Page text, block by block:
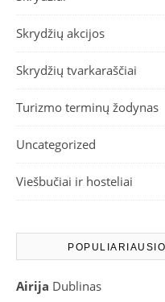
Skrydžių akcijos
Skrydžių tvarkaraščiai
Turizmo terminų žodynas
Uncategorized
Viešbučiai ir hosteliai
Airija Dublinas